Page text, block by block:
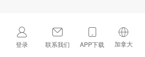
登录 联系我们 APP下载 加拿大